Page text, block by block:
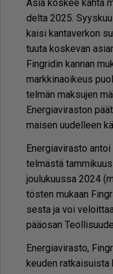
Asia kos­kee kah­ta
del­ta 2025.
kai­si kan­ta­ver­kon
tuu­ta kos­ke­van
Fing­ri­din kan­nan
mark­ki­na­oi­keus
tel­män mak­su­jen
Ener­gi­a­vi­ras­ton
mai­sen uu­del­leen
Ener­gi­a­vi­ras­to
tel­mäs­tä
jou­lu­kuus­sa 2024
tös­ten mu­kaan
ses­ta ja voi
pää­o­san
Ener­gi­a­vi­ras­to,
keu­den rat­kai­suis­ta